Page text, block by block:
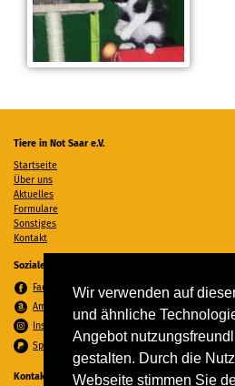
Wir verwenden auf
und ähnliche
Angebot
gestalten. Durch die
Webseite stimmen Sie
Tiere in Not Saar e.V.
Startseite
Über uns
Aktuelles
Formulare
Sonstiges
Kontakt
Soziale Medien
Facebook
Amazon Wunschzettel
Instagram
Spenden per PayPal
Kontakt